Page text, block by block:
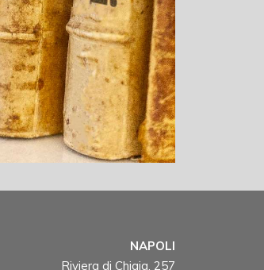
NAPOLI
Riviera di Chiaia, 257